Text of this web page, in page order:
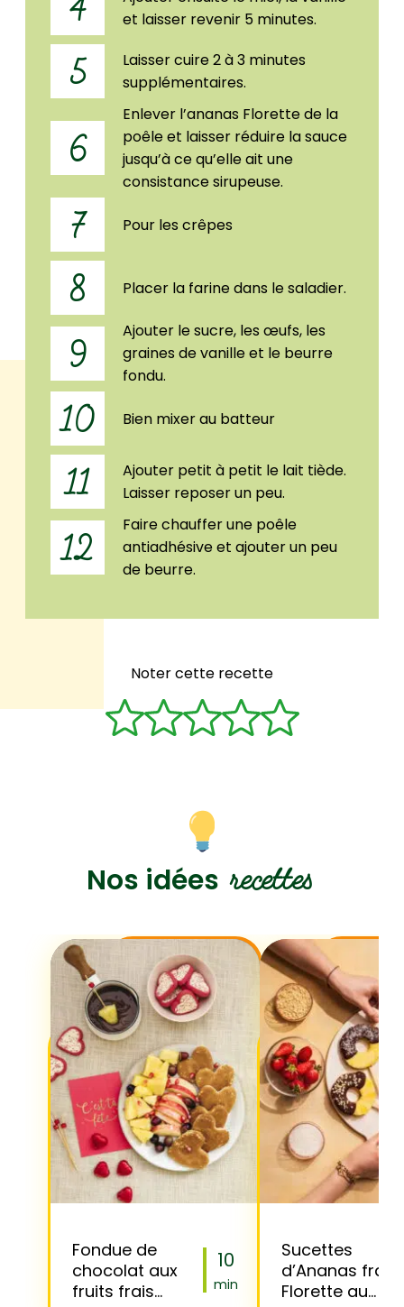
et laisser revenir 5 minutes.
5
Laisser cuire 2 à 3 minutes
supplémentaires.
6
Enlever l’ananas Florette de la
poêle et laisser réduire la sauce
jusqu’à ce qu’elle ait une
consistance sirupeuse.
7 Pour les crêpes
8 Placer la farine dans le saladier.
9
Ajouter le sucre, les œufs, les
graines de vanille et le beurre
fondu.
10 Bien mixer au batteur
11
Ajouter petit à petit le lait tiède.
Laisser reposer un peu.
12
Faire chauffer une poêle
antiadhésive et ajouter un peu
de beurre.
Noter cette recette
Nos idées recettes
Fondue de
chocolat aux
fruits frais
10
min
Sucettes
d’Ananas frais
Florette au